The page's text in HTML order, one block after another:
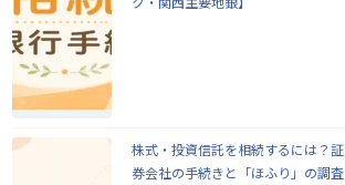
株式・投資信託を相続するには？証
券会社の手続きと「ほふり」の調査